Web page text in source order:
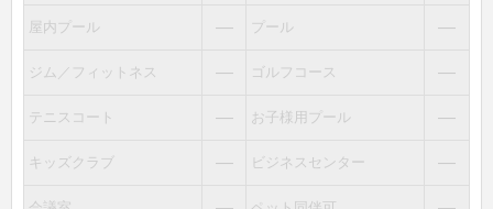
屋内プール ― プール ―
ジム／フィットネス ― ゴルフコース ―
テニスコート ― お子様用プール ―
キッズクラブ ― ビジネスセンター ―